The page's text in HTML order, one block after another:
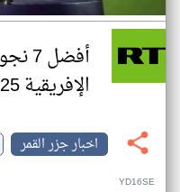
الإفريقية 2025
اخبار جزر القمر
YD16SE